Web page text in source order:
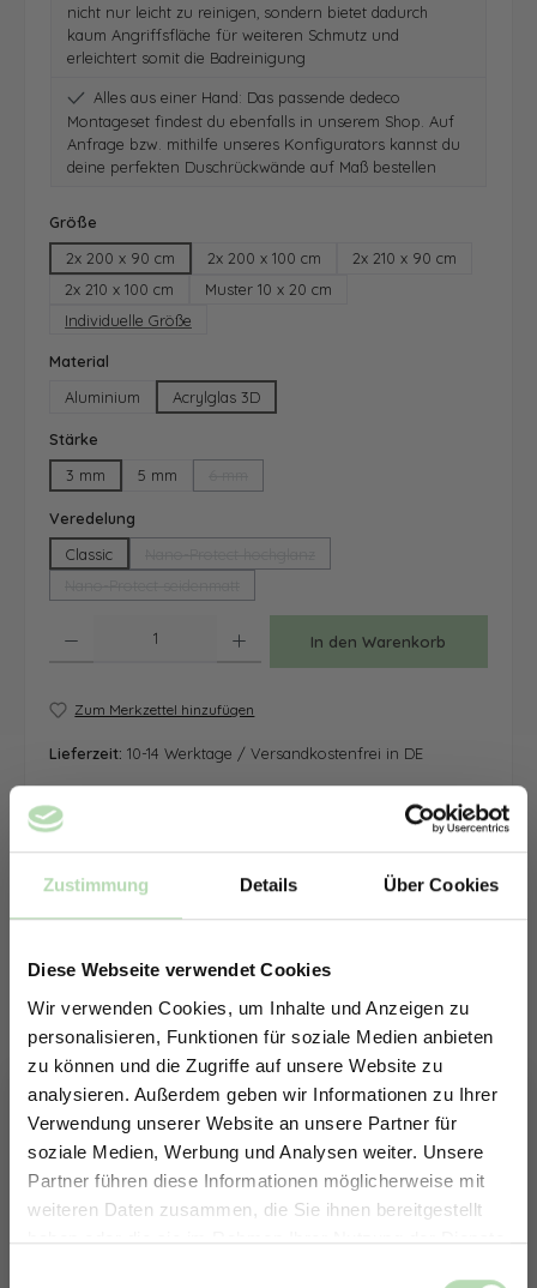
Zustimmung Details Über Cookies
Diese Webseite verwendet Cookies
Wir verwenden Cookies, um Inhalte und Anzeigen zu
personalisieren, Funktionen für soziale Medien anbieten
zu können und die Zugriffe auf unsere Website zu
analysieren. Außerdem geben wir Informationen zu Ihrer
Verwendung unserer Website an unsere Partner für
soziale Medien, Werbung und Analysen weiter. Unsere
Partner führen diese Informationen möglicherweise mit
weiteren Daten zusammen, die Sie ihnen bereitgestellt
haben oder die sie im Rahmen Ihrer Nutzung der Dienste
nicht nur leicht zu reinigen, sondern bietet dadurch
kaum Angriffsfläche für weiteren Schmutz und
erleichtert somit die Badreinigung
Alles aus einer Hand: Das passende dedeco
Montageset findest du ebenfalls in unserem Shop. Auf
Anfrage bzw. mithilfe unseres Konfigurators kannst du
deine perfekten Duschrückwände auf Maß bestellen
Größe
2x 200 x 90 cm
2x 200 x 100 cm
2x 210 x 90 cm
2x 210 x 100 cm
Muster 10 x 20 cm
Individuelle Größe
Material
Aluminium
Acrylglas 3D
Stärke
3 mm
5 mm
Veredelung
Classic
In den Warenkorb
Zum Merkzettel hinzufügen
Lieferzeit: 10-14 Werktage / Versandkostenfrei in DE
ERHALTE 5% RABATT AUF
DEINE RÜCKWÄNDE